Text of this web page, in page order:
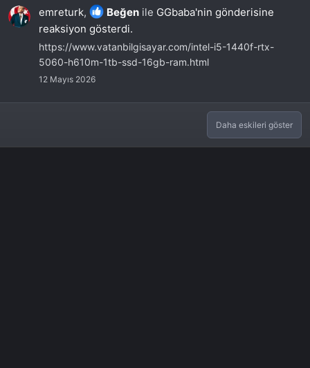
emreturk, Beğen ile GGbaba'nin gönderisine
reaksiyon gösterdi.
https://www.vatanbilgisayar.com/intel-i5-1440f-rtx-
5060-h610m-1tb-ssd-16gb-ram.html
12 Mayıs 2026
Daha eskileri göster